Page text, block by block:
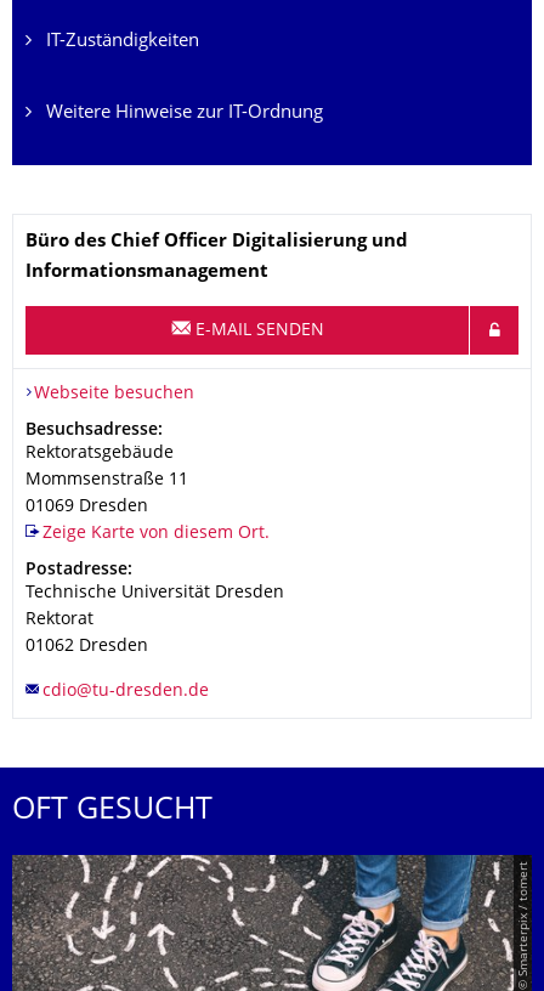
IT-Zuständigkeiten
Weitere Hinweise zur IT-Ordnung
Name
Büro des Chief Officer Digitalisierung und
Informationsmanagement
E-MAIL SENDEN
Webseite besuchen
Adresse
Besuchsadresse:
Rektoratsgebäude
Mommsenstraße 11
01069 Dresden
Zeige Karte von diesem Ort.
Adresse
Postadresse:
Technische Universität Dresden
Rektorat
01062 Dresden
OFT GESUCHT
© Smarterpix / tomert